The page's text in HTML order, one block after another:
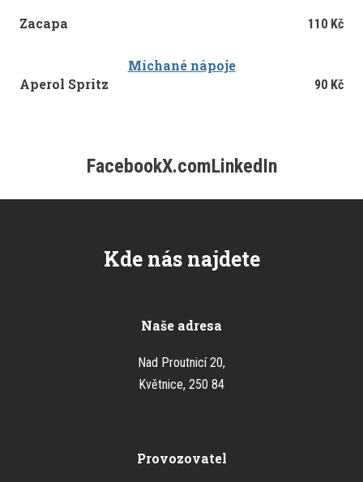
Zacapa 110 Kč
Míchané nápoje
Aperol Spritz
90 Kč
FacebookX.comLinkedIn
Kde nás najdete
Naše adresa
Nad Proutnicí 20,
Květnice, 250 84
Provozovatel